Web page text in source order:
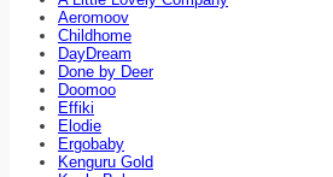
Aeromoov
Childhome
DayDream
Done by Deer
Doomoo
Effiki
Elodie
Ergobaby
Kenguru Gold